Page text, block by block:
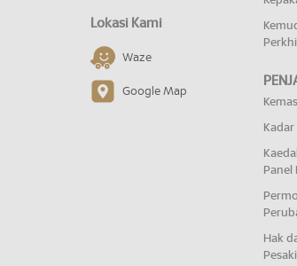
Lokasi Kami
Waze
Google Map
Kadar
Panel
Hak